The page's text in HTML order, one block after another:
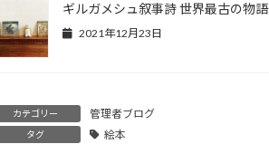
ギルガメシュ叙事詩 世界最古の物語
2021年12月23日
カテゴリー 管理者ブログ
タグ 絵本